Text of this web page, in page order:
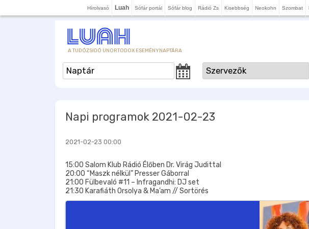
Hírolvasó Luah Sófár portál Sófár blog Rádió Zs Kisebbség Neokohn Szombat
A TUDÓZSIDÓ UNORTODOX ESEMÉNYNAPTÁRA
Napi programok 2021-02-23
2021-02-23 00:00
15:00 Salom Klub Rádió Élőben Dr. Virág Judittal
20:00 “Maszk nélkül” Presser Gáborral
21:00 Fülbevaló #11 – Infragandhi: DJ set
21:30 Karafiáth Orsolya & Ma’am // Sortörés